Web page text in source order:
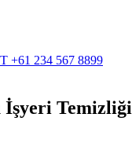
+61 234 567 8899
İşyeri Temizliği